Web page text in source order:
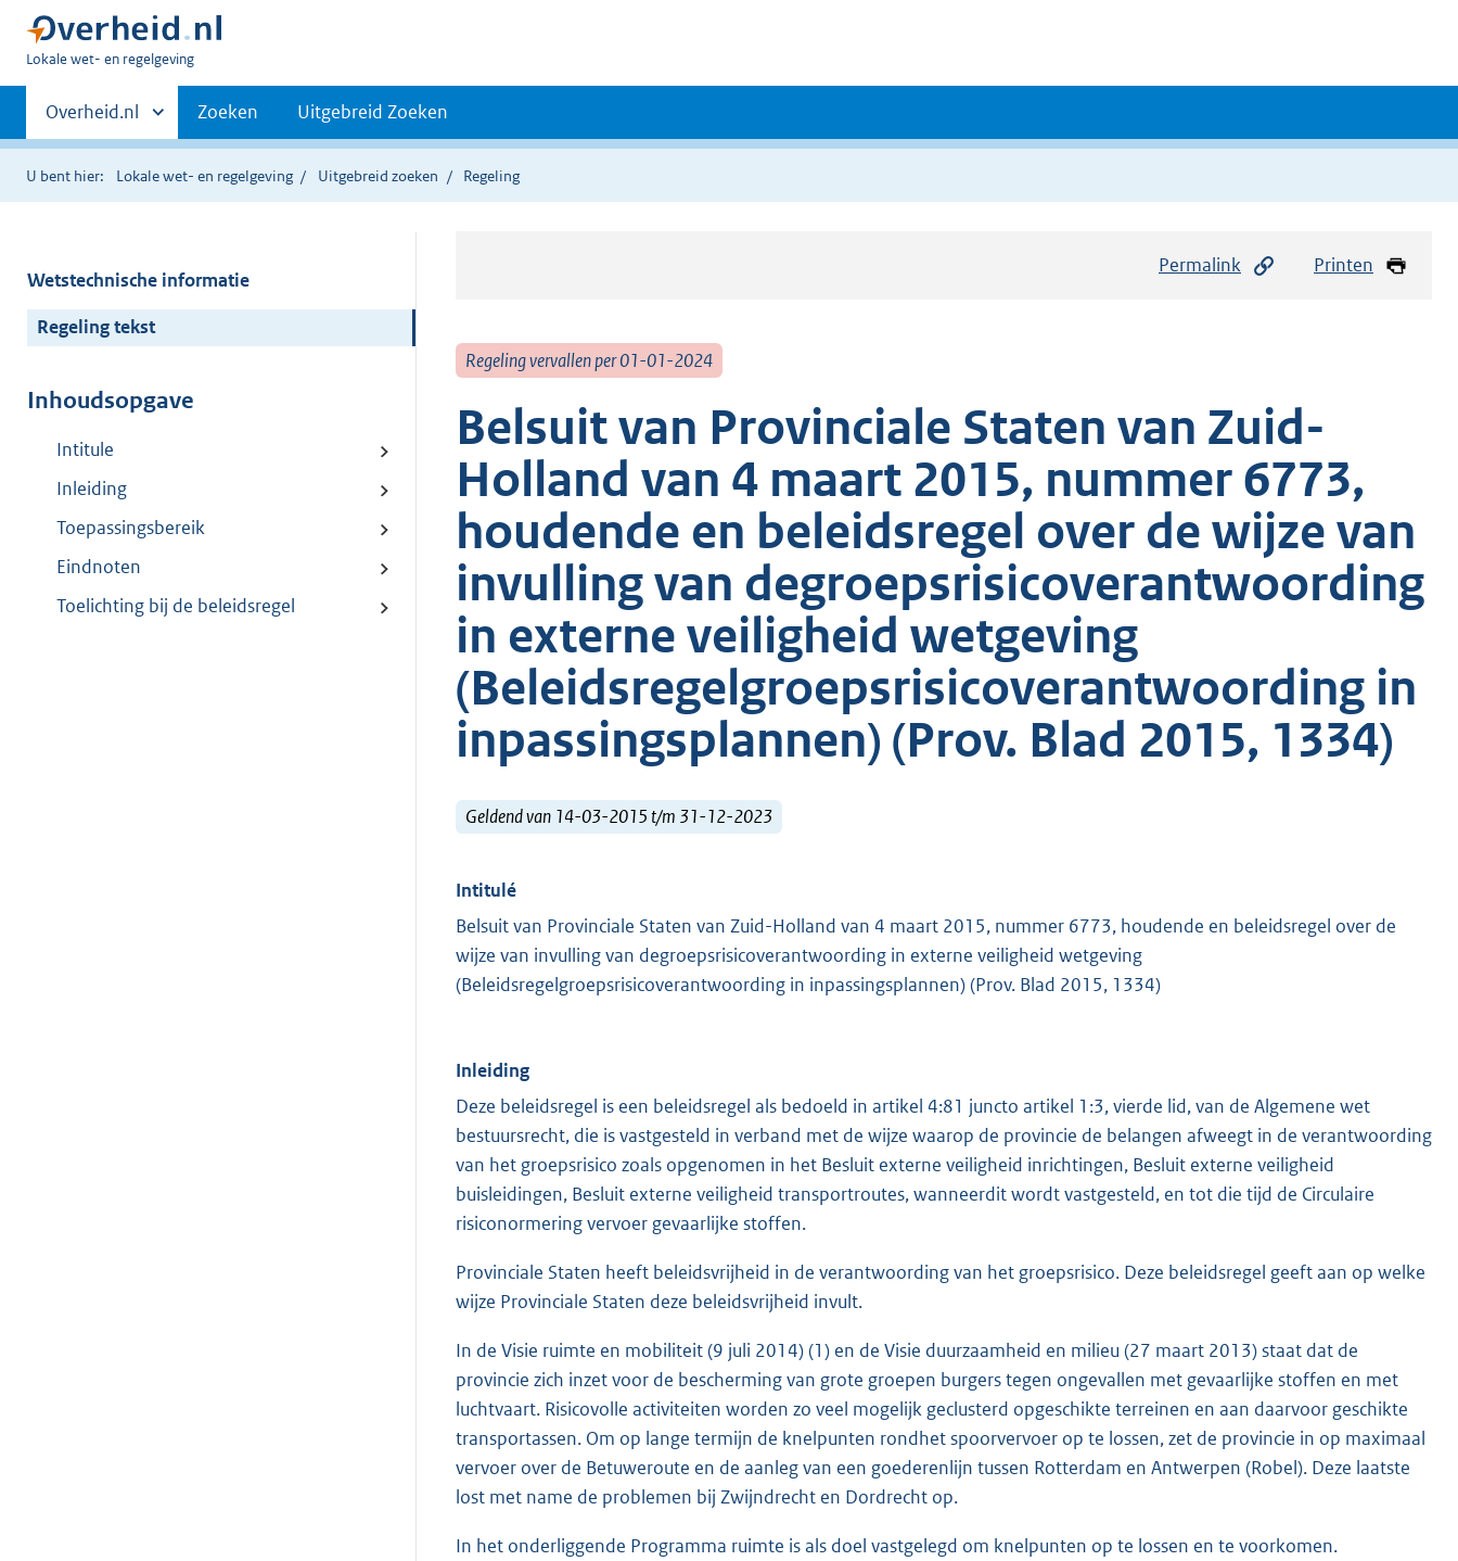
U
hier:
Lokale wet- en regelgeving
Primaire
navigatie
Andere
sites
binnen
Overheid.nl Zoeken Uitgebreid Zoeken
U bent hier: Lokale wet- en regelgeving Uitgebreid zoeken Regeling
Wetstechnische informatie
Regeling tekst
Inhoudsopgave
Intitule
Inleiding
Toepassingsbereik
Eindnoten
Toelichting bij de beleidsregel
Permalink Printen
Regeling vervallen per 01-01-2024
Belsuit van Provinciale Staten van Zuid-
Holland van 4 maart 2015, nummer 6773,
houdende en beleidsregel over de wijze van
invulling van degroepsrisicoverantwoording
in externe veiligheid wetgeving
(Beleidsregelgroepsrisicoverantwoording in
inpassingsplannen) (Prov. Blad 2015, 1334)
Geldend van 14-03-2015 t/m 31-12-2023
Intitulé
Belsuit van Provinciale Staten van Zuid-Holland van 4 maart 2015, nummer 6773, houdende en beleidsregel over de
wijze van invulling van degroepsrisicoverantwoording in externe veiligheid wetgeving
(Beleidsregelgroepsrisicoverantwoording in inpassingsplannen) (Prov. Blad 2015, 1334)
Inleiding
Deze beleidsregel is een beleidsregel als bedoeld in artikel 4:81 juncto artikel 1:3, vierde lid, van de Algemene wet
bestuursrecht, die is vastgesteld in verband met de wijze waarop de provincie de belangen afweegt in de verantwoording
van het groepsrisico zoals opgenomen in het Besluit externe veiligheid inrichtingen, Besluit externe veiligheid
buisleidingen, Besluit externe veiligheid transportroutes, wanneerdit wordt vastgesteld, en tot die tijd de Circulaire
risiconormering vervoer gevaarlijke stoffen.
Provinciale Staten heeft beleidsvrijheid in de verantwoording van het groepsrisico. Deze beleidsregel geeft aan op welke
wijze Provinciale Staten deze beleidsvrijheid invult.
In de Visie ruimte en mobiliteit (9 juli 2014) (1) en de Visie duurzaamheid en milieu (27 maart 2013) staat dat de
provincie zich inzet voor de bescherming van grote groepen burgers tegen ongevallen met gevaarlijke stoffen en met
luchtvaart. Risicovolle activiteiten worden zo veel mogelijk geclusterd opgeschikte terreinen en aan daarvoor geschikte
transportassen. Om op lange termijn de knelpunten rondhet spoorvervoer op te lossen, zet de provincie in op maximaal
vervoer over de Betuweroute en de aanleg van een goederenlijn tussen Rotterdam en Antwerpen (Robel). Deze laatste
lost met name de problemen bij Zwijndrecht en Dordrecht op.
In het onderliggende Programma ruimte is als doel vastgelegd om knelpunten op te lossen en te voorkomen.